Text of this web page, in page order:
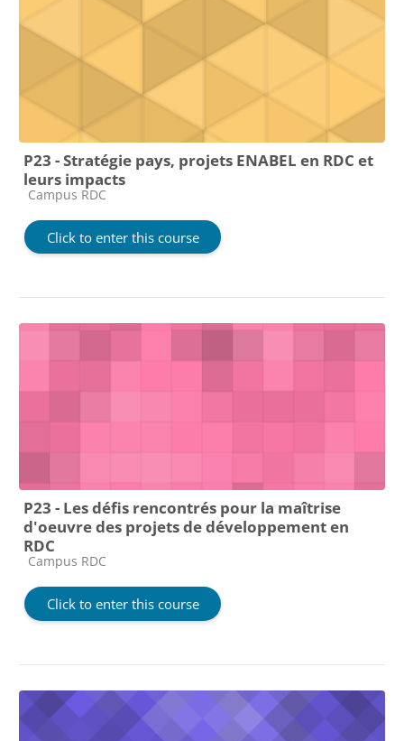
P23 - Stratégie pays, projets ENABEL en RDC et
leurs impacts
Course category
Campus RDC
Click to enter this course
P23 - Les défis rencontrés pour la maîtrise
d'oeuvre des projets de développement en
RDC
Course category
Campus RDC
Click to enter this course